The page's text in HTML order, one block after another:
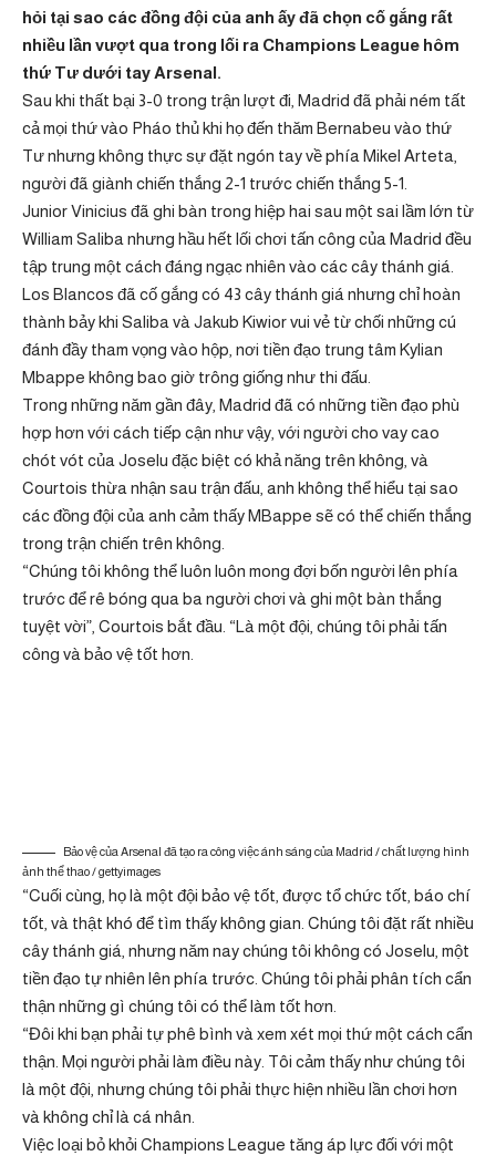
hỏi tại sao các đồng đội của anh ấy đã chọn cố gắng rất
nhiều lần vượt qua trong lối ra Champions League hôm
thứ Tư dưới tay Arsenal.
Sau khi thất bại 3-0 trong trận lượt đi, Madrid đã phải ném tất
cả mọi thứ vào Pháo thủ khi họ đến thăm Bernabeu vào thứ
Tư nhưng không thực sự đặt ngón tay về phía Mikel Arteta,
người đã giành chiến thắng 2-1 trước chiến thắng 5-1.
Junior Vinicius đã ghi bàn trong hiệp hai sau một sai lầm lớn từ
William Saliba nhưng hầu hết lối chơi tấn công của Madrid đều
tập trung một cách đáng ngạc nhiên vào các cây thánh giá.
Los Blancos đã cố gắng có 43 cây thánh giá nhưng chỉ hoàn
thành bảy khi Saliba và Jakub Kiwior vui vẻ từ chối những cú
đánh đầy tham vọng vào hộp, nơi tiền đạo trung tâm Kylian
Mbappe không bao giờ trông giống như thi đấu.
Trong những năm gần đây, Madrid đã có những tiền đạo phù
hợp hơn với cách tiếp cận như vậy, với người cho vay cao
chót vót của Joselu đặc biệt có khả năng trên không, và
Courtois thừa nhận sau trận đấu, anh không thể hiểu tại sao
các đồng đội của anh cảm thấy MBappe sẽ có thể chiến thắng
trong trận chiến trên không.
“Chúng tôi không thể luôn luôn mong đợi bốn người lên phía
trước để rê bóng qua ba người chơi và ghi một bàn thắng
tuyệt vời”, Courtois bắt đầu. “Là một đội, chúng tôi phải tấn
công và bảo vệ tốt hơn.
Bảo vệ của Arsenal đã tạo ra công việc ánh sáng của Madrid / chất lượng hình
ảnh thể thao / gettyimages
“Cuối cùng, họ là một đội bảo vệ tốt, được tổ chức tốt, báo chí
tốt, và thật khó để tìm thấy không gian. Chúng tôi đặt rất nhiều
cây thánh giá, nhưng năm nay chúng tôi không có Joselu, một
tiền đạo tự nhiên lên phía trước. Chúng tôi phải phân tích cẩn
thận những gì chúng tôi có thể làm tốt hơn.
“Đôi khi bạn phải tự phê bình và xem xét mọi thứ một cách cẩn
thận. Mọi người phải làm điều này. Tôi cảm thấy như chúng tôi
là một đội, nhưng chúng tôi phải thực hiện nhiều lần chơi hơn
và không chỉ là cá nhân.
Việc loại bỏ khỏi Champions League tăng áp lực đối với một